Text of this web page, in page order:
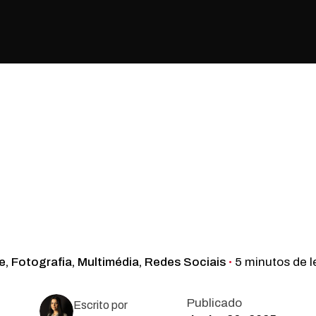
Fotografia Multimédia Redes Sociais 5 minutos de
Escrito por Publicado